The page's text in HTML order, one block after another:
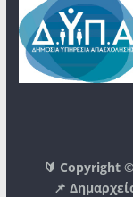
🔰 Copyright
📌